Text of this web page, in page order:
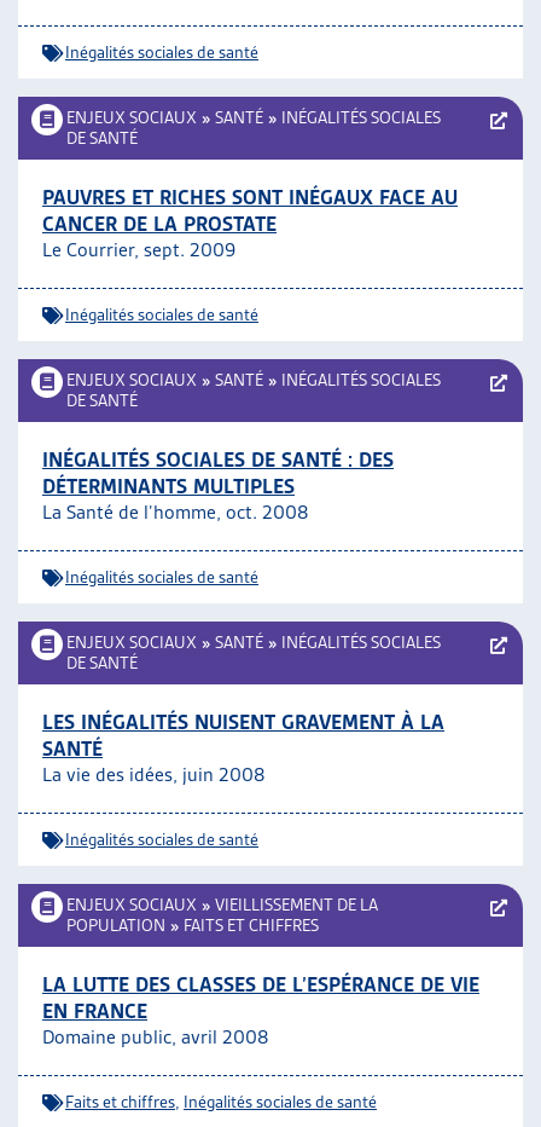
Inégalités sociales de santé
ENJEUX SOCIAUX » SANTÉ » INÉGALITÉS SOCIALES
DE SANTÉ
PAUVRES ET RICHES SONT INÉGAUX FACE AU
CANCER DE LA PROSTATE
Le Courrier, sept. 2009
Inégalités sociales de santé
ENJEUX SOCIAUX » SANTÉ » INÉGALITÉS SOCIALES
DE SANTÉ
INÉGALITÉS SOCIALES DE SANTÉ : DES
DÉTERMINANTS MULTIPLES
La Santé de l’homme, oct. 2008
Inégalités sociales de santé
ENJEUX SOCIAUX » SANTÉ » INÉGALITÉS SOCIALES
DE SANTÉ
LES INÉGALITÉS NUISENT GRAVEMENT À LA
SANTÉ
La vie des idées, juin 2008
Inégalités sociales de santé
ENJEUX SOCIAUX » VIEILLISSEMENT DE LA
POPULATION » FAITS ET CHIFFRES
LA LUTTE DES CLASSES DE L’ESPÉRANCE DE VIE
EN FRANCE
Domaine public, avril 2008
Faits et chiffres Inégalités sociales de santé